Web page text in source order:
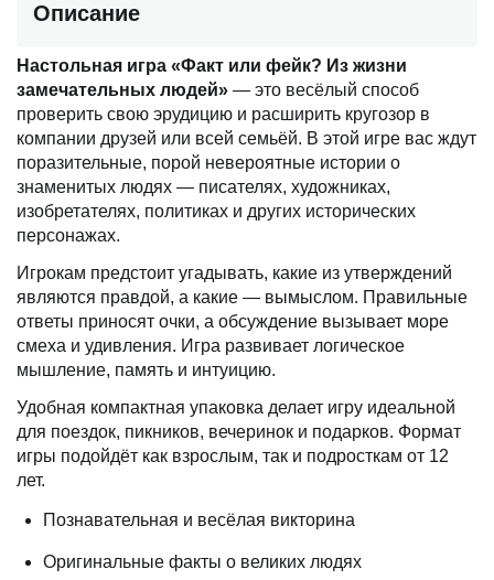
Описание
Настольная игра «Факт или фейк? Из жизни
замечательных людей» — это весёлый способ
проверить свою эрудицию и расширить кругозор в
компании друзей или всей семьёй. В этой игре вас ждут
поразительные, порой невероятные истории о
знаменитых людях — писателях, художниках,
изобретателях, политиках и других исторических
персонажах.
Игрокам предстоит угадывать, какие из утверждений
являются правдой, а какие — вымыслом. Правильные
ответы приносят очки, а обсуждение вызывает море
смеха и удивления. Игра развивает логическое
мышление, память и интуицию.
Удобная компактная упаковка делает игру идеальной
для поездок, пикников, вечеринок и подарков. Формат
игры подойдёт как взрослым, так и подросткам от 12
лет.
Познавательная и весёлая викторина
Оригинальные факты о великих людях